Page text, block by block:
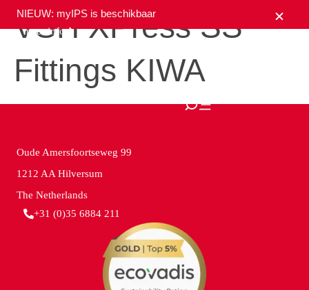
NIEUW: myIPS is beschikbaar
meer info
sluiten
VSH XPress SS
Fittings KIWA
Oude Amersfoortseweg 99
1212 AA Hilversum
The Netherlands
+31 (0)35 6884 211